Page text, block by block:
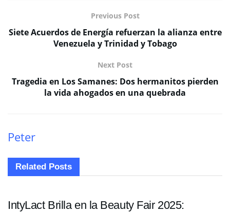
Previous Post
Siete Acuerdos de Energía refuerzan la alianza entre
Venezuela y Trinidad y Tobago
Next Post
Tragedia en Los Samanes: Dos hermanitos pierden
la vida ahogados en una quebrada
Peter
Related Posts
ENTRETENIMIENTO
IntyLact Brilla en la Beauty Fair 2025: